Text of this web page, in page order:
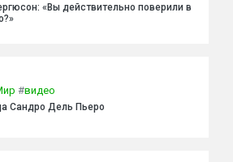
«Вы действительно поверили в
#видео
Сандро Дель Пьеро